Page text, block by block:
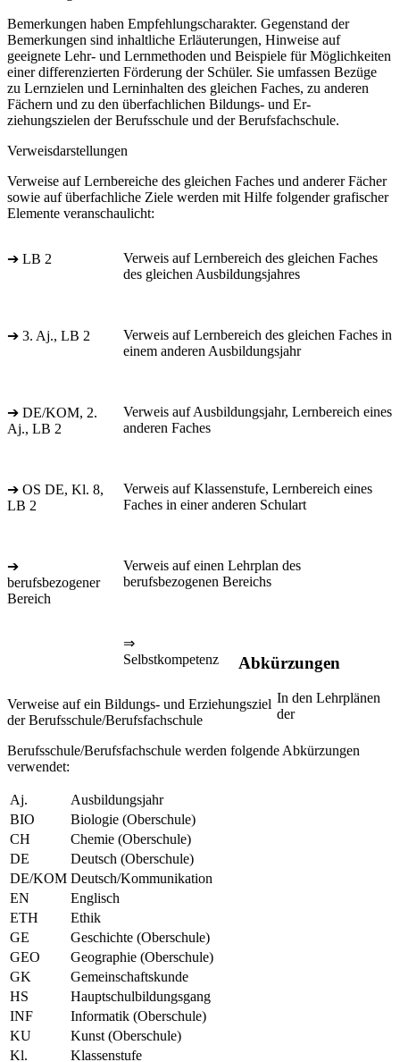
Bemerkungen haben Empfehlungscharakter. Gegenstand der
Bemerkungen sind inhaltliche Erläuterungen, Hinweise auf
geeignete Lehr- und Lernmethoden und Beispiele für Möglichkeiten
einer differenzierten Förderung der Schüler. Sie umfassen Bezüge
zu Lernzielen und Lerninhalten des gleichen Faches, zu anderen
Fächern und zu den überfachlichen Bildungs- und Er-
ziehungszielen der Berufsschule und der Berufsfachschule.
Verweisdarstellungen
Verweise auf Lernbereiche des gleichen Faches und anderer Fächer
sowie auf überfachliche Ziele werden mit Hilfe folgender grafischer
Elemente veranschaulicht:
➔ LB 2
Verweis auf Lernbereich des gleichen Faches
des gleichen Ausbildungsjahres
➔ 3. Aj., LB 2
Verweis auf Lernbereich des gleichen Faches in
einem anderen Ausbildungsjahr
➔ DE/KOM, 2.
Aj., LB 2
Verweis auf Ausbildungsjahr, Lernbereich eines
anderen Faches
➔ OS DE, Kl. 8,
LB 2
Verweis auf Klassenstufe, Lernbereich eines
Faches in einer anderen Schulart
➔
berufsbezogener
Bereich
Verweis auf einen Lehrplan des
berufsbezogenen Bereichs
⇒
Selbstkompetenz
Verweise auf ein Bildungs- und Erziehungsziel
der Berufsschule/Berufsfachschule
Abkürzungen
In den Lehrplänen
der
Berufsschule/Berufsfachschule werden folgende Abkürzungen
verwendet:
Aj.
Ausbildungsjahr
BIO
Biologie (Oberschule)
CH
Chemie (Oberschule)
DE
Deutsch (Oberschule)
DE/KOM Deutsch/Kommunikation
EN
Englisch
ETH
Ethik
GE
Geschichte (Oberschule)
GEO
Geographie (Oberschule)
GK
Gemeinschaftskunde
HS
Hauptschulbildungsgang
INF
Informatik (Oberschule)
KU
Kunst (Oberschule)
Kl.
Klassenstufe